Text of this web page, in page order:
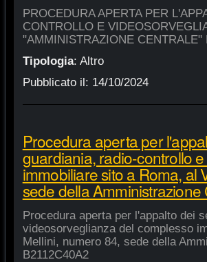
PROCEDURA APERTA PER
CONTROLLO E
"AMMINISTRAZIONE
Tipologia: Altro
Pubblicato il: 14/10/2024
Procedura aperta per
guardiania, radio-controllo
immobiliare sito a Roma, al
sede della Amministrazione
Procedura aperta per l'appalto dei
videosorveglianza del complesso
Mellini, numero 84, sede della
B2112C40A2